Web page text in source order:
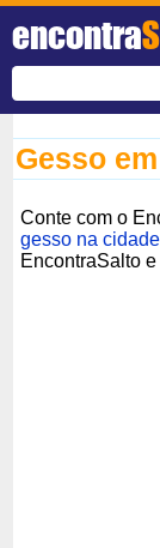
encontra
Gesso
Conte com o
gesso na
EncontraSalto